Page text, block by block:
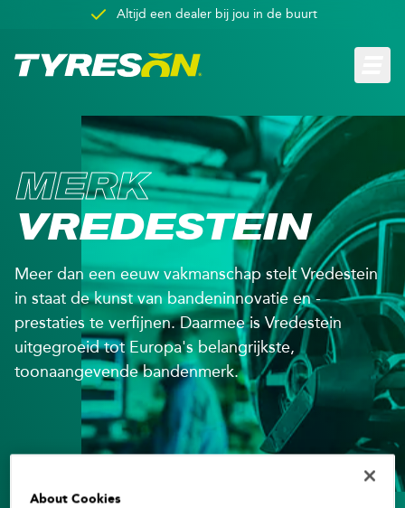
Overslaan en naar de inhoud gaan
Altijd een dealer bij jou in de buurt
MERK
VREDESTEIN
Meer dan een eeuw vakmanschap stelt Vredestein
in staat de kunst van bandeninnovatie en -
prestaties te verfijnen. Daarmee is Vredestein
uitgegroeid tot Europa's belangrijkste,
toonaangevende bandenmerk.
About Cookies